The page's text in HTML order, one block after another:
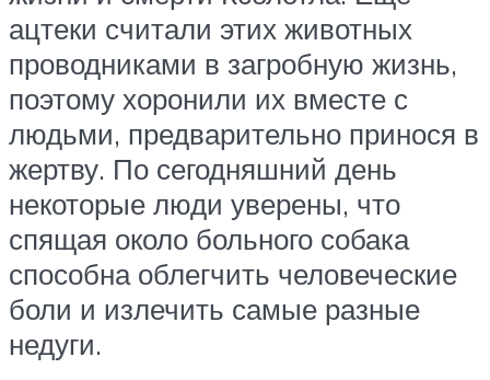
ацтеки считали этих животных
проводниками в загробную жизнь,
поэтому хоронили их вместе с
людьми, предварительно принося в
жертву. По сегодняшний день
некоторые люди уверены, что
спящая около больного собака
способна облегчить человеческие
боли и излечить самые разные
недуги.